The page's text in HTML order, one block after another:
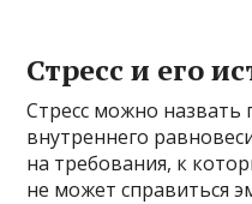
Стресс и его
Стресс можно назвать
внутреннего
на требования, к
не может справиться